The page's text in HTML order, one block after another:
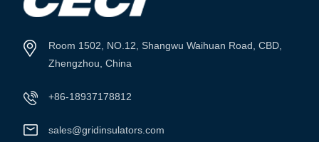
Room 1502, NO.12, Shangwu Waihuan Road, CBD,
Zhengzhou, China
+86-18937178812
sales@gridinsulators.com